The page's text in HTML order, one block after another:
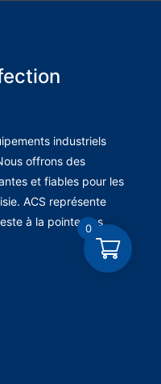
industriels
offrons des
et fiables pour les
ACS représente
à la pointe des
0